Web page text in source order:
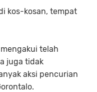
kos-kosan, tempat
telah
juga tidak
aksi pencurian